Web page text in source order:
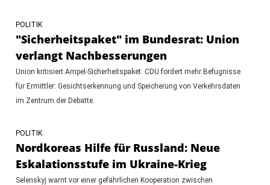
POLITIK
"Sicherheitspaket" im Bundesrat: Union
verlangt Nachbesserungen
Union kritisiert Ampel-Sicherheitspaket. CDU fordert mehr Befugnisse
für Ermittler: Gesichtserkennung und Speicherung von Verkehrsdaten
im Zentrum der Debatte.
POLITIK
Nordkoreas Hilfe für Russland: Neue
Eskalationsstufe im Ukraine-Krieg
Selenskyj warnt vor einer gefährlichen Kooperation zwischen